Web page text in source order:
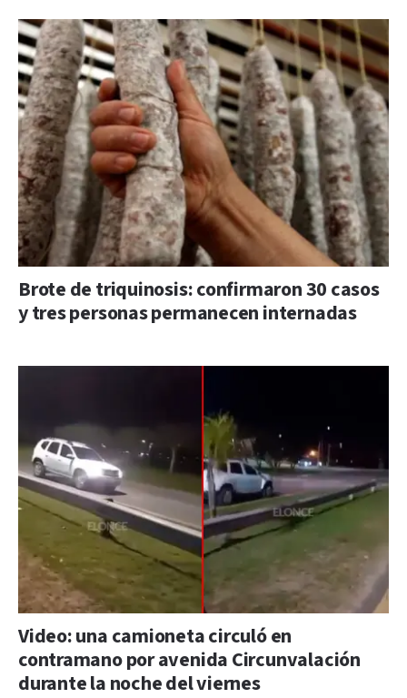
Brote de triquinosis: confirmaron 30 casos
y tres personas permanecen internadas
Video: una camioneta circuló en
contramano por avenida Circunvalación
durante la noche del viernes